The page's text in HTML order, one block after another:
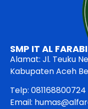
SMP IT AL
Alamat: Jl. Teuku
Kabupaten Aceh
Telp: 081168800724
Email: